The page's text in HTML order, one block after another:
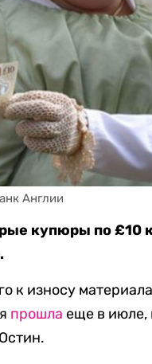
Англии
купюры по £10
к износу
прошла еще в